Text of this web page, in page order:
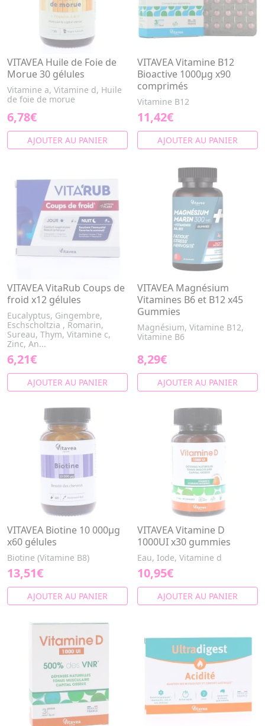
VITAVEA Huile de Foie de
Morue 30 gélules
Vitamine a, Vitamine d, Huile
de foie de morue
6,78€
AJOUTER AU PANIER
VITAVEA Vitamine B12
Bioactive 1000µg x90
comprimés
Vitamine B12
11,42€
AJOUTER AU PANIER
VITAVEA VitaRub Coups de
froid x12 gélules
Eucalyptus, Gingembre,
Eschscholtzia , Romarin,
Sureau, Thym, Vitamine c,
Zinc, An...
6,21€
AJOUTER AU PANIER
VITAVEA Magnésium
Vitamines B6 et B12 x45
Gummies
Magnésium, Vitamine B12,
Vitamine B6
8,29€
AJOUTER AU PANIER
VITAVEA Biotine 10 000µg
x60 gélules
Biotine (Vitamine B8)
13,51€
AJOUTER AU PANIER
VITAVEA Vitamine D
1000UI x30 gummies
Eau, Iode, Vitamine d
10,95€
AJOUTER AU PANIER